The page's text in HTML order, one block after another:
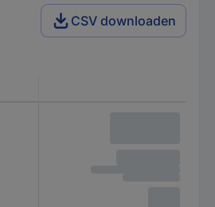
CSV downloaden